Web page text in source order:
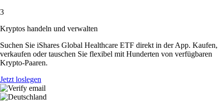
3
Kryptos handeln und verwalten
Suchen Sie iShares Global Healthcare ETF direkt in der App. Kaufen,
verkaufen oder tauschen Sie flexibel mit Hunderten von verfügbaren
Krypto-Paaren.
Jetzt loslegen